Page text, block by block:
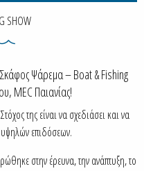
SHOW
Ψάρεμα – Boat & Fishing
MEC Παιανίας!
της είναι να σχεδιάσει και να
επιδόσεων.
στην έρευνα, την ανάπτυξη, το